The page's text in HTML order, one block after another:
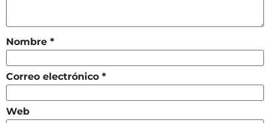
Nombre *
Correo electrónico *
Web